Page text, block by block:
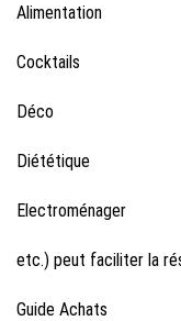
Alimentation
Cocktails
Déco
Diététique
Electroménager
etc.) peut faciliter la
Guide Achats